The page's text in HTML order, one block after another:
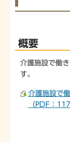
こ
概要
介護施設で働
す。
介護施設で
（PDF：